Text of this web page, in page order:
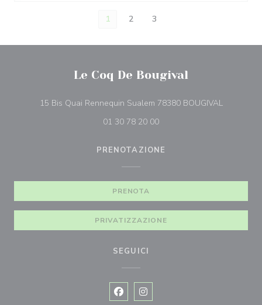
1 2 3
Le Coq De Bougival
15 Bis Quai Rennequin Sualem 78380 BOUGIVAL((apre
01 30 78 20 00
PRENOTAZIONE
PRENOTA
PRIVATIZZAZIONE
SEGUICI
Facebook ((apre una nuova
Instagram ((apre una nuova